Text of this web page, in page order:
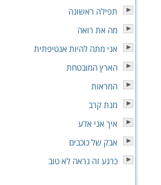
תפילה ראשונה
מה את רואה
אני מתה להיות אנטיפתית
הארץ המובטחת
המראות
מנת קרב
איך אני אדע
אבק של כוכבים
כרגע זה נראה לא טוב